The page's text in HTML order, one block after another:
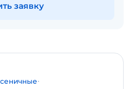
заявку